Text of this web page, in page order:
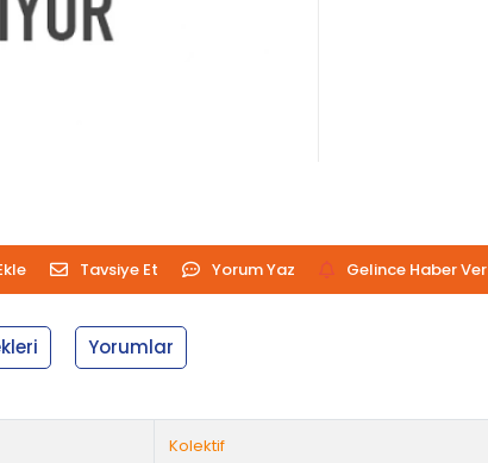
Tavsiye Et Yorum Yaz Gelince Haber Ver
Yorumlar
Kolektif